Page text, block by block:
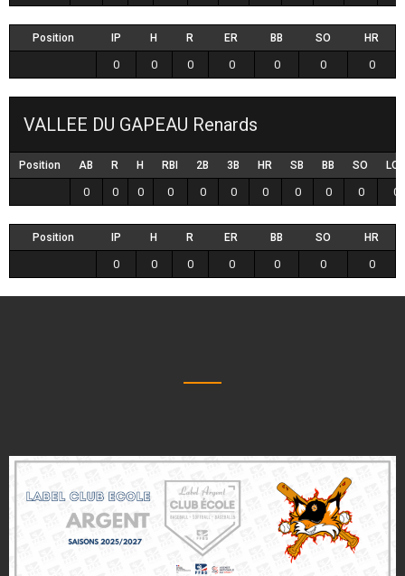
Position IP H R ER BB SO HR
0 0 0 0 0 0 0
VALLEE DU GAPEAU Renards
Position AB R H RBI 2B 3B HR SB BB SO LOB
0 0 0 0 0 0 0 0 0 0 0
Position IP H R ER BB SO HR
0 0 0 0 0 0 0